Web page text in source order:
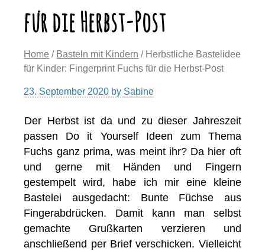
für die Herbst-Post
Home / Basteln mit Kindern / Herbstliche Bastelidee
für Kinder: Fingerprint Fuchs für die Herbst-Post
23. September 2020 by Sabine
Der Herbst ist da und zu dieser Jahreszeit
passen Do it Yourself Ideen zum Thema
Fuchs ganz prima, was meint ihr? Da hier oft
und gerne mit Händen und Fingern
gestempelt wird, habe ich mir eine kleine
Bastelei ausgedacht: Bunte Füchse aus
Fingerabdrücken. Damit kann man selbst
gemachte Grußkarten verzieren und
anschließend per Brief verschicken. Vielleicht